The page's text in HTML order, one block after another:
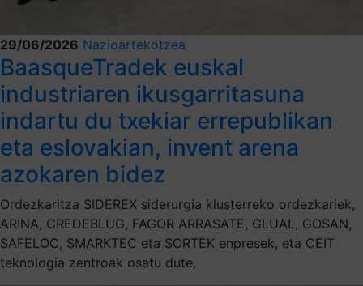
29/06/2026 Nazioartekotzea
BaasqueTradek euskal
industriaren ikusgarritasuna
indartu du txekiar errepublikan
eta eslovakian, invent arena
azokaren bidez
Ordezkaritza SIDEREX siderurgia klusterreko ordezkariek,
ARINA, CREDEBLUG, FAGOR ARRASATE, GLUAL, GOSAN,
SAFELOC, SMARKTEC eta SORTEK enpresek, eta CEIT
teknologia zentroak osatu dute.